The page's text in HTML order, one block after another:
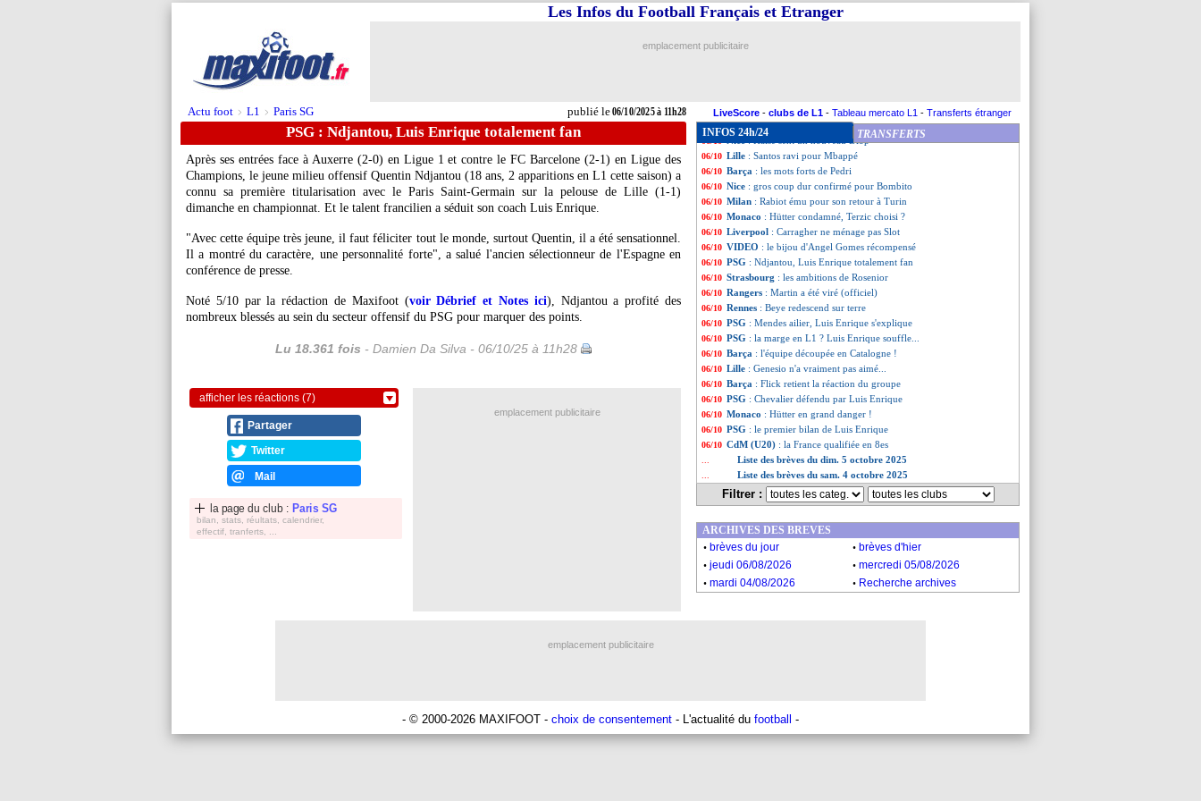
Actu foot > L1 > Paris SG publié le06/10/2025 à 11h28
Les Infos du Football Français et Etranger
emplacement publicitaire
LiveScore - clubs de L1 - Tableau mercato L1 - Transferts étranger
PSG : Ndjantou, Luis Enrique totalement fan
Après ses entrées face à Auxerre (2-0) en Ligue 1 et contre le FC Barcelone (2-1) en Ligue des
Champions, le jeune milieu offensif Quentin Ndjantou (18 ans, 2 apparitions en L1 cette saison) a
connu sa première titularisation avec le Paris Saint-Germain sur la pelouse de Lille (1-1)
dimanche en championnat. Et le talent francilien a séduit son coach Luis Enrique.
"Avec cette équipe très jeune, il faut féliciter tout le monde, surtout Quentin, il a été sensationnel.
Il a montré du caractère, une personnalité forte", a salué l'ancien sélectionneur de l'Espagne en
conférence de presse.
Noté 5/10 par la rédaction de Maxifoot (voir Débrief et Notes ici), Ndjantou a profité des
nombreux blessés au sein du secteur offensif du PSG pour marquer des points.
Lu 18.361 fois - Damien Da Silva - 06/10/25 à 11h28
afficher les réactions (7)
Partager
Twitter
Mail
la page du club : Paris SG
bilan, stats, réultats, calendrier,
effectif, tranferts, ...
INFOS 24h/24 TRANSFERTS
06/10 OM: Aguerd agressé à l'aéroport !
06/10 Arsenal : Saka, la fierté d'Henry
06/10 EdF: Deschamps juge l'intégration d'Olise
06/10 PSG: Neves dispensé par le Portugal
06/10 Man Utd: offres XXL pour Fernandes ?
: Haise sent un nouveau Diop
06/10 Lille : Santos ravi pour Mbappé
06/10 Barça : les mots forts de Pedri
06/10 Nice : gros coup dur confirmé pour Bombito
06/10 Milan : Rabiot ému pour son retour à Turin
06/10 Monaco : Hütter condamné, Terzic choisi ?
06/10 Liverpool : Carragher ne ménage pas Slot
06/10 VIDEO : le bijou d'Angel Gomes récompensé
06/10 PSG : Ndjantou, Luis Enrique totalement fan
06/10 Strasbourg : les ambitions de Rosenior
06/10 Rangers : Martin a été viré (officiel)
06/10 Rennes : Beye redescend sur terre
06/10 PSG : Mendes ailier, Luis Enrique s'explique
06/10 PSG : la marge en L1 ? Luis Enrique souffle...
06/10 Barça : l'équipe découpée en Catalogne !
06/10 Lille : Genesio n'a vraiment pas aimé...
06/10 Barça : Flick retient la réaction du groupe
06/10 PSG : Chevalier défendu par Luis Enrique
06/10 Monaco : Hütter en grand danger !
06/10 PSG : le premier bilan de Luis Enrique
06/10 CdM (U20) : la France qualifiée en 8es
Liste des brèves du dim. 5 octobre 2025
Liste des brèves du sam. 4 octobre 2025
Filtrer :
emplacement publicitaire
ARCHIVES DES BREVES
. brèves du jour . brèves d'hier
. jeudi 06/08/2026 . mercredi 05/08/2026
. mardi 04/08/2026 . Recherche archives
emplacement publicitaire
- © 2000-2026 MAXIFOOT - choix de consentement - L'actualité du football -